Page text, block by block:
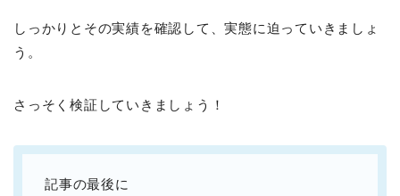
しっかりとその実績を確認して、実態に迫っていきましょ
う。
さっそく検証していきましょう！
記事の最後に